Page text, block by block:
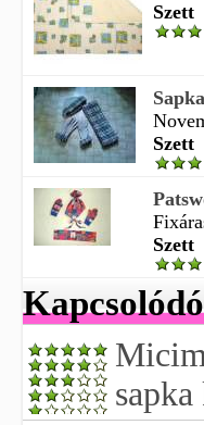
Szett
Szett
Szett